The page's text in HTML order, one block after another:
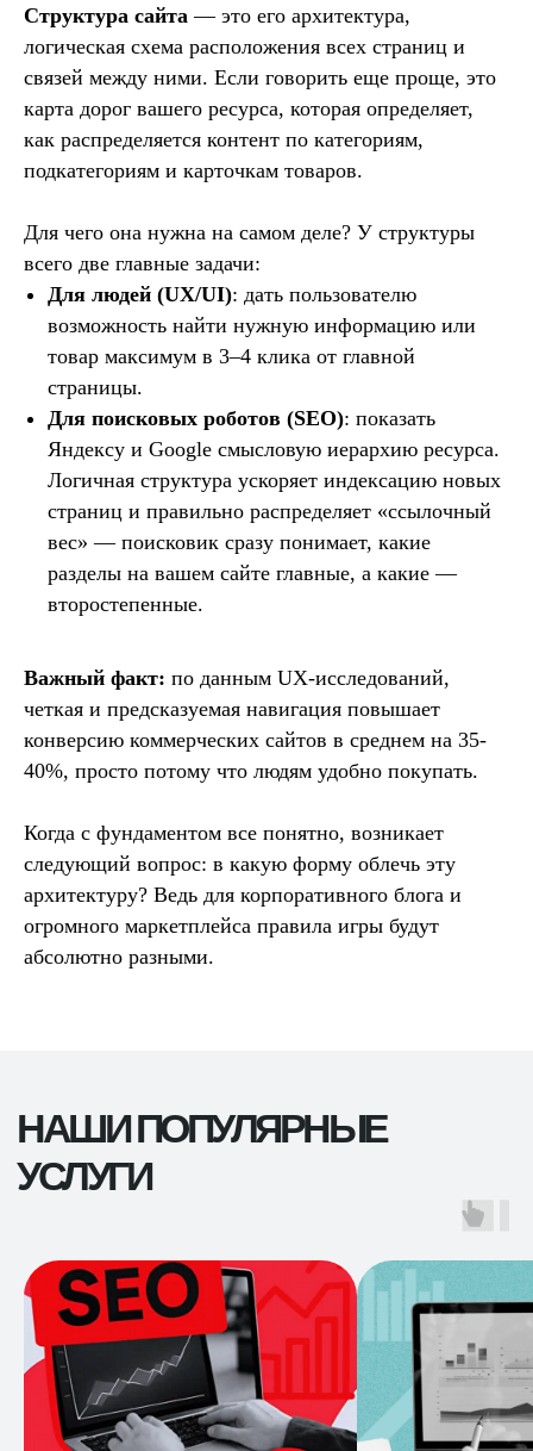
Структура сайта — это его архитектура,
логическая схема расположения всех страниц и
связей между ними. Если говорить еще проще, это
карта дорог вашего ресурса, которая определяет,
как распределяется контент по категориям,
подкатегориям и карточкам товаров.
Для чего она нужна на самом деле? У структуры
всего две главные задачи:
Для людей (UX/UI): дать пользователю
возможность найти нужную информацию или
товар максимум в 3–4 клика от главной
страницы.
Для поисковых роботов (SEO): показать
Яндексу и Google смысловую иерархию ресурса.
Логичная структура ускоряет индексацию новых
страниц и правильно распределяет «ссылочный
вес» — поисковик сразу понимает, какие
разделы на вашем сайте главные, а какие —
второстепенные.
Важный факт: по данным UX-исследований,
четкая и предсказуемая навигация повышает
конверсию коммерческих сайтов в среднем на 35-
40%, просто потому что людям удобно покупать.
Когда с фундаментом все понятно, возникает
следующий вопрос: в какую форму облечь эту
архитектуру? Ведь для корпоративного блога и
огромного маркетплейса правила игры будут
абсолютно разными.
УСЛУГИ